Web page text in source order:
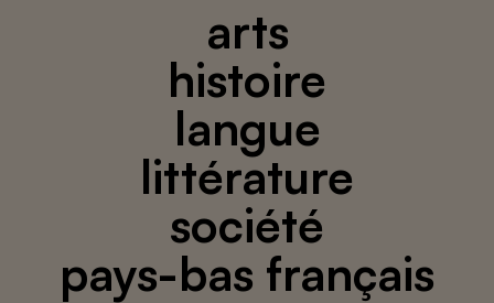
arts
histoire
langue
littérature
société
pays-bas français